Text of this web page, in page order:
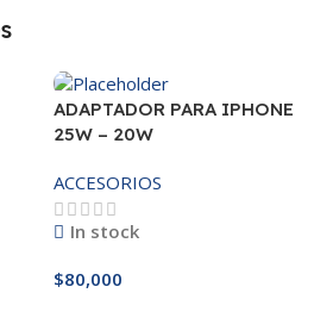
ADAPTADOR PARA IPHONE
25W – 20W
ACCESORIOS
In stock
$80,000